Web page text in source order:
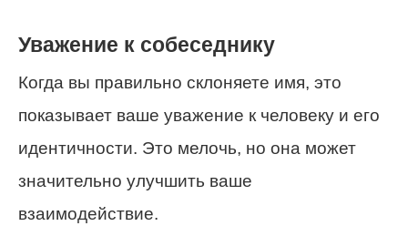
Уважение к собеседнику
Когда вы правильно склоняете имя, это
показывает ваше уважение к человеку и его
идентичности. Это мелочь, но она может
значительно улучшить ваше
взаимодействие.